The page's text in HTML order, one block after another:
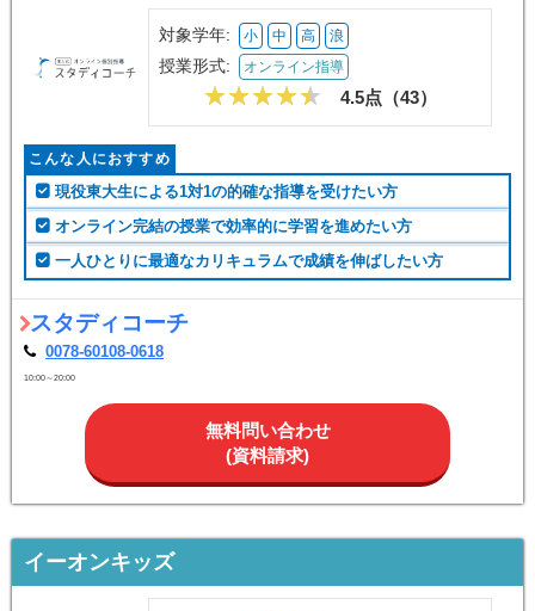
対象学年: 小 中 高 浪
授業形式: オンライン指導
4.5点（43）
こんな人におすすめ
現役東大生による1対1の的確な指導を受けたい方
オンライン完結の授業で効率的に学習を進めたい方
一人ひとりに最適なカリキュラムで成績を伸ばしたい方
スタディコーチ
0078-60108-0618
10:00～20:00
無料問い合わせ
(資料請求)
イーオンキッズ